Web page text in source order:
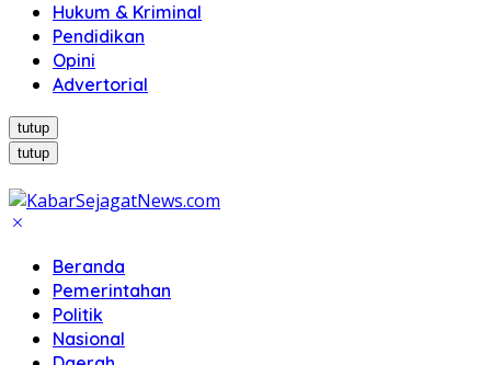
Hukum & Kriminal
Pendidikan
Opini
Advertorial
tutup
tutup
Beranda
Pemerintahan
Politik
Nasional